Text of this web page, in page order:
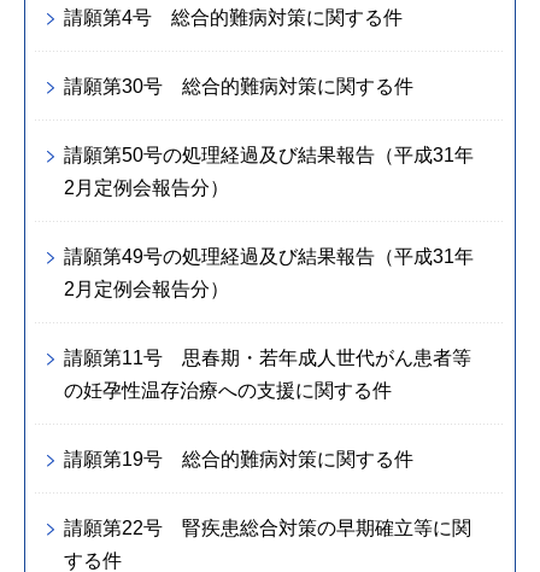
請願第4号 総合的難病対策に関する件
請願第30号 総合的難病対策に関する件
請願第50号の処理経過及び結果報告（平成31年
2月定例会報告分）
請願第49号の処理経過及び結果報告（平成31年
2月定例会報告分）
請願第11号 思春期・若年成人世代がん患者等
の妊孕性温存治療への支援に関する件
請願第19号 総合的難病対策に関する件
請願第22号 腎疾患総合対策の早期確立等に関
する件